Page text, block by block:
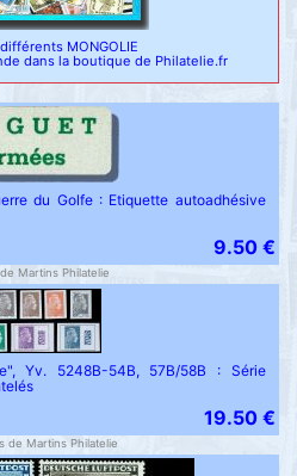
MONGOLIE
dans la boutique de Philatelie.fr
du Golfe : Etiquette autoadhésive
9.50 €
Martins Philatelie
Yv. 5248B-54B, 57B/58B : Série
19.50 €
de Martins Philatelie